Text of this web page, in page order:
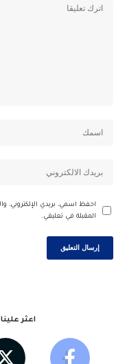
احفظ اسمي، بريدي الإلكتروني،
المقبلة في تعليقي.
اعثر